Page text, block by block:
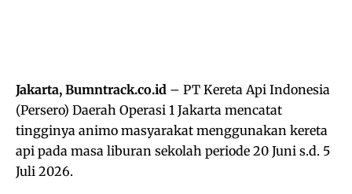
Jakarta, Bumntrack.co.id – PT Kereta Api Indonesia
(Persero) Daerah Operasi 1 Jakarta mencatat
tingginya animo masyarakat menggunakan kereta
api pada masa liburan sekolah periode 20 Juni s.d. 5
Juli 2026.